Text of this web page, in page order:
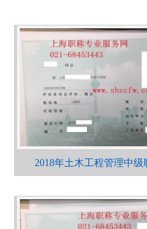
2018年土木工程管理中级